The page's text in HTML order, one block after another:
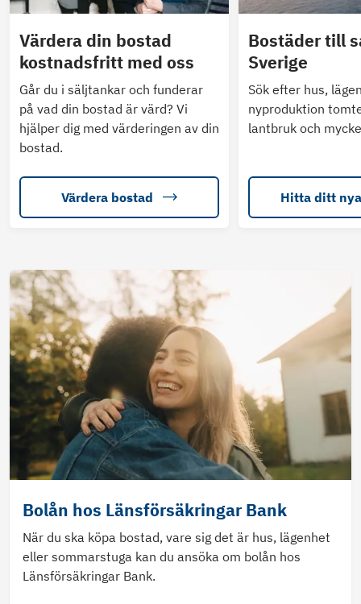
Värdera din bostad
kostnadsfritt med oss
Går du i säljtankar och funderar
på vad din bostad är värd? Vi
hjälper dig med värderingen av din
bostad.
Värdera bostad
Bostäder till
Sverige
Sök efter hus,
nyproduktion
lantbruk och
Hitta ditt
Bolån hos Länsförsäkringar Bank
När du ska köpa bostad, vare sig det är hus, lägenhet
eller sommarstuga kan du ansöka om bolån hos
Länsförsäkringar Bank.